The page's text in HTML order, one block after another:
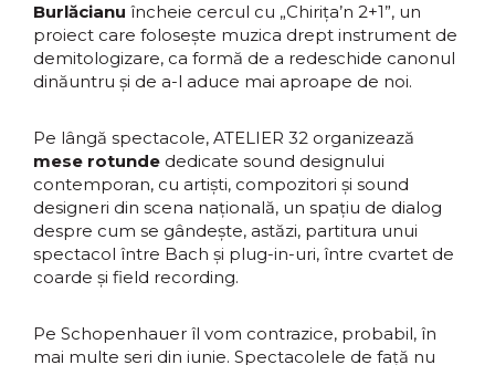
Burlăcianu încheie cercul cu „Chirița’n 2+1”, un
proiect care folosește muzica drept instrument de
demitologizare, ca formă de a redeschide canonul
dinăuntru și de a-l aduce mai aproape de noi.
Pe lângă spectacole, ATELIER 32 organizează
mese rotunde dedicate sound designului
contemporan, cu artiști, compozitori și sound
designeri din scena națională, un spațiu de dialog
despre cum se gândește, astăzi, partitura unui
spectacol între Bach și plug-in-uri, între cvartet de
coarde și field recording.
Pe Schopenhauer îl vom contrazice, probabil, în
mai multe seri din iunie. Spectacolele de față nu